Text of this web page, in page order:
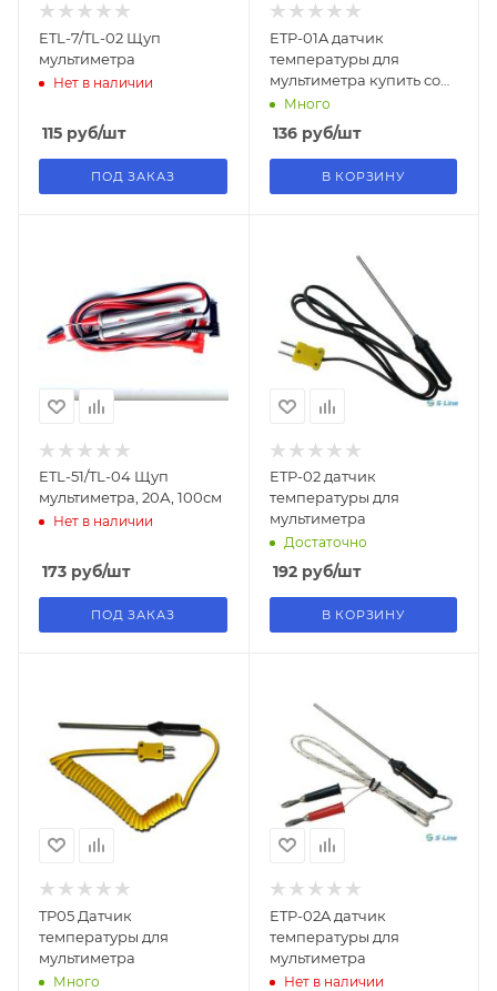
ETL-7/TL-02 Щуп
мультиметра
Нет в наличии
115 руб/шт
ПОД ЗАКАЗ
ETP-01A датчик
температуры для
мультиметра купить со
склада, оптом и розницу
Много
136руб/шт
В КОРЗИНУ
ETL-51/TL-04 Щуп
мультиметра, 20А, 100см
Нет в наличии
173 руб/шт
ПОД ЗАКАЗ
ETP-02 датчик
температуры для
мультиметра
Достаточно
192руб/шт
В КОРЗИНУ
TP05 Датчик
температуры для
мультиметра
Много
ETP-02A датчик
температуры для
мультиметра
Нет в наличии